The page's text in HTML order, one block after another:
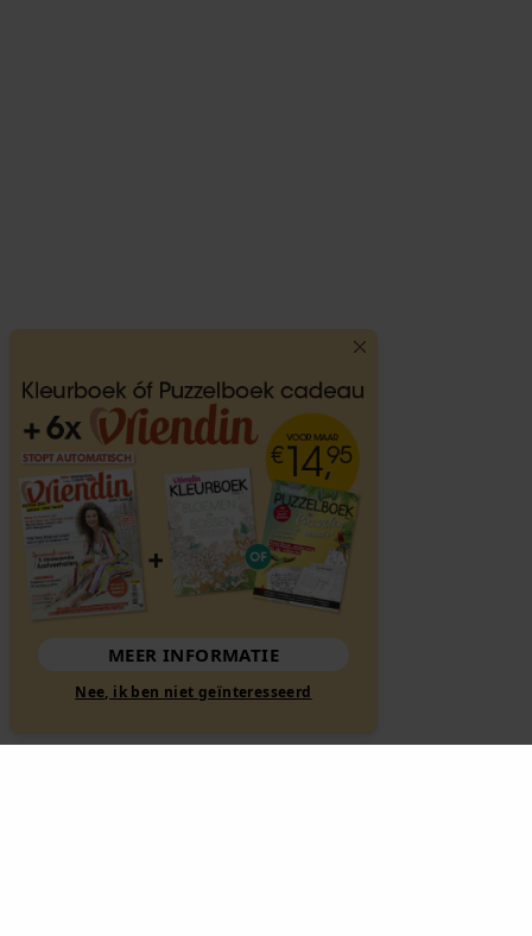
MEER INFORMATIE
Nee, ik ben niet geïnteresseerd